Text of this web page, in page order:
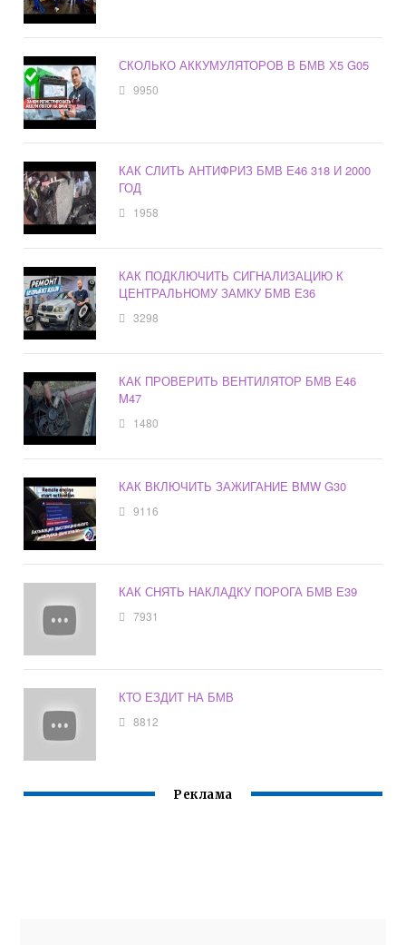
СКОЛЬКО АККУМУЛЯТОРОВ В БМВ Х5 G05
9950
КАК СЛИТЬ АНТИФРИЗ БМВ Е46 318 И 2000
ГОД
1958
КАК ПОДКЛЮЧИТЬ СИГНАЛИЗАЦИЮ К
ЦЕНТРАЛЬНОМУ ЗАМКУ БМВ Е36
3298
КАК ПРОВЕРИТЬ ВЕНТИЛЯТОР БМВ Е46
M47
1480
КАК ВКЛЮЧИТЬ ЗАЖИГАНИЕ BMW G30
9116
КАК СНЯТЬ НАКЛАДКУ ПОРОГА БМВ Е39
7931
КТО ЕЗДИТ НА БМВ
8812
Реклама